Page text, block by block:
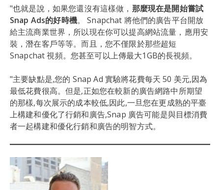
"也就是說，如果您還沒有這樣做， 那麼現在是開始嘗試
Snap Ads的好時機。 Snapchat 將他們的廣告平台開放
給主流商業世界，所以現在你可以提高網站流量，應用安
裝，潛在客戶等等。而且，您不僅限於那些超短
Snapchat 視頻。您甚至可以上傳最大1GB的長視頻。
"主要缺點是,您的 Snap Ad 實驗將花費每天 50 美元,因為
最低花費很高。但是,正如您在較新的廣告網路中所期望
的那樣,每次展示的成本較低,因此,一旦您在更成熟的平臺
上構建和優化了行銷和廣告,Snap 廣告可能是與目標消費
者一起構建和優化行銷和廣告的明智方式。